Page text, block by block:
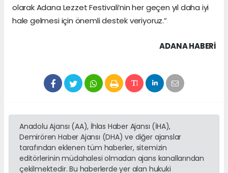
olarak Adana Lezzet Festivali’nin her geçen yıl daha iyi
hale gelmesi için önemli destek veriyoruz.”
ADANA HABERİ
Anadolu Ajansı (AA), İhlas Haber Ajansı (İHA),
Demirören Haber Ajansı (DHA) ve diğer ajanslar
tarafından eklenen tüm haberler, sitemizin
editörlerinin müdahalesi olmadan ajans kanallarından
çekilmektedir. Bu haberlerde yer alan hukuki